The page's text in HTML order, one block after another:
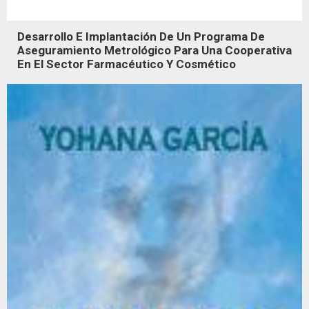
Desarrollo E Implantación De Un Programa De
Aseguramiento Metrológico Para Una Cooperativa
En El Sector Farmacéutico Y Cosmético